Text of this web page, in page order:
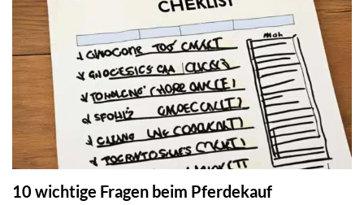
10 wichtige Fragen beim Pferdekauf